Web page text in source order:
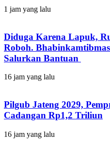
1 jam yang lalu
Diduga Karena Lapuk,
Roboh.
Salurkan Bantuan
16 jam yang lalu
Pilgub Jateng 2029,
Cadangan Rp1,2 Triliun
16 jam yang lalu